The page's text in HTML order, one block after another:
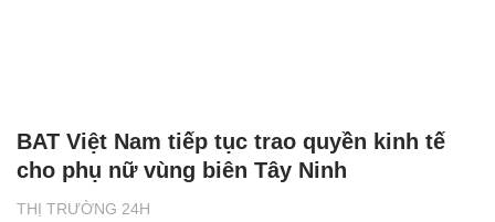
THỊ TRƯỜNG 24H
BAT Việt Nam tiếp tục trao quyền kinh tế
cho phụ nữ vùng biên Tây Ninh